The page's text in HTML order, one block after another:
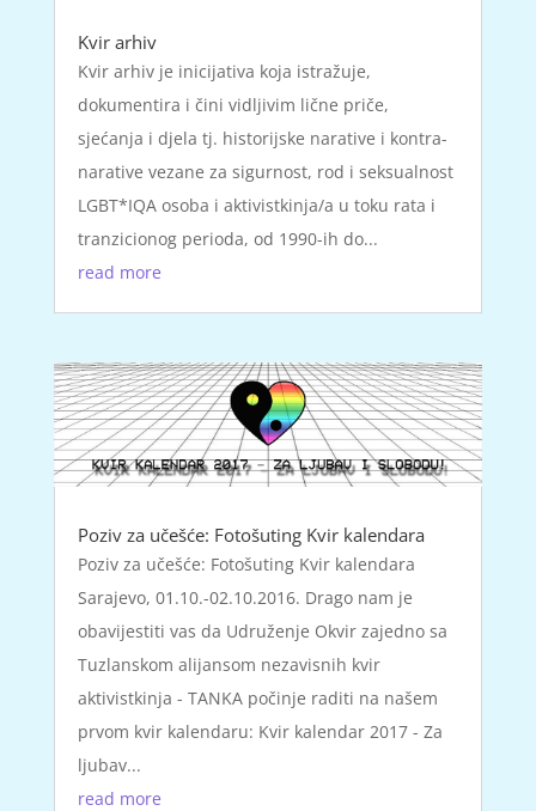
Kvir arhiv
Kvir arhiv je inicijativa koja istražuje,
dokumentira i čini vidljivim lične priče,
sjećanja i djela tj. historijske narative i kontra-
narative vezane za sigurnost, rod i seksualnost
LGBT*IQA osoba i aktivistkinja/a u toku rata i
tranzicionog perioda, od 1990-ih do...
read more
Poziv za učešće: Fotošuting Kvir kalendara
Poziv za učešće: Fotošuting Kvir kalendara
Sarajevo, 01.10.-02.10.2016. Drago nam je
obavijestiti vas da Udruženje Okvir zajedno sa
Tuzlanskom alijansom nezavisnih kvir
aktivistkinja - TANKA počinje raditi na našem
prvom kvir kalendaru: Kvir kalendar 2017 - Za
ljubav...
read more